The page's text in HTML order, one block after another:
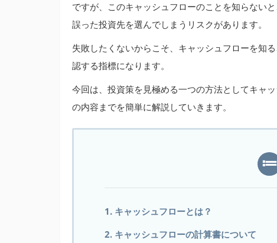
ですが、このキャッシュフローのことを知らない
誤った投資先を選んでしまうリスクがあります。
失敗したくないからこそ、キャッシュフローを知
認する指標になります。
今回は、投資策を見極める一つの方法としてキャ
の内容までを簡単に解説していきます。
1. キャッシュフローとは？
2. キャッシュフローの計算書について